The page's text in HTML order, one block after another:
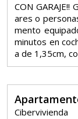
CON
ares o
mento
minutos en
a de 1,35cm,
Cibervivienda